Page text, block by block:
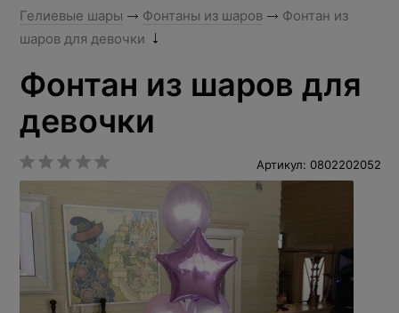
Гелиевые шары Фонтаны из шаров
Фонтан из
шаров для девочки
Фонтан из шаров для
девочки
Артикул: 0802202052